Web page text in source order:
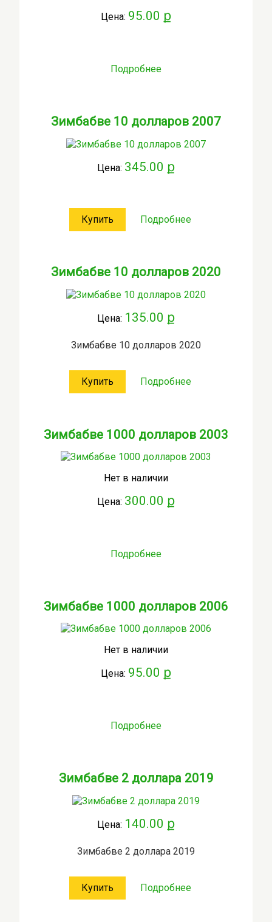
Цена: 95.00 ք
Подробнее
Зимбабве 10 долларов 2007
Цена: 345.00 ք
Купить Подробнее
Зимбабве 10 долларов 2020
Цена: 135.00 ք
Зимбабве 10 долларов 2020
Купить Подробнее
Зимбабве 1000 долларов 2003
Нет в наличии
Цена: 300.00 ք
Подробнее
Зимбабве 1000 долларов 2006
Нет в наличии
Цена: 95.00 ք
Подробнее
Зимбабве 2 доллара 2019
Цена: 140.00 ք
Зимбабве 2 доллара 2019
Купить Подробнее